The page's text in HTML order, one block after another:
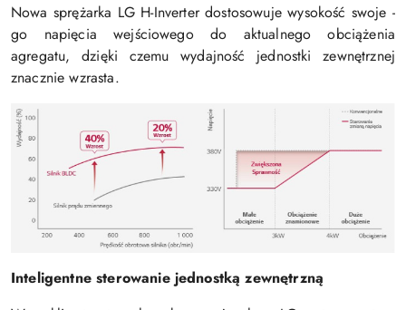
Nowa sprężarka LG H-Inverter dostosowuje wysokość swoje -
go napięcia wejściowego do aktualnego obciążenia
agregatu, dzięki czemu wydajność jednostki zewnętrznej
znacznie wzrasta.
Inteligentne sterowanie jednostką zewnętrzną